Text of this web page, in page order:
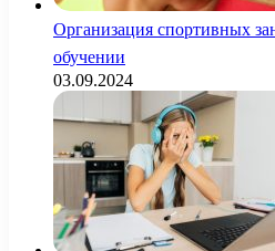
Организация спортивных
обучении
03.09.2024